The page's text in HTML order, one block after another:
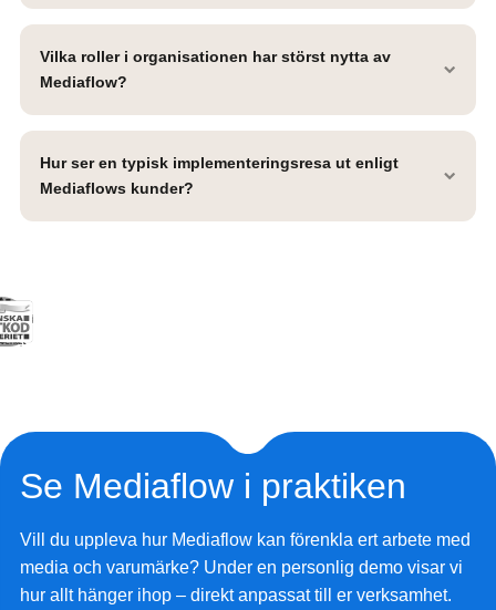
Vilka roller i organisationen har störst nytta av
Mediaflow?
Hur ser en typisk implementeringsresa ut enligt
Mediaflows kunder?
Se Mediaflow i praktiken
Vill du uppleva hur Mediaflow kan förenkla ert arbete med
media och varumärke? Under en personlig demo visar vi
hur allt hänger ihop – direkt anpassat till er verksamhet.